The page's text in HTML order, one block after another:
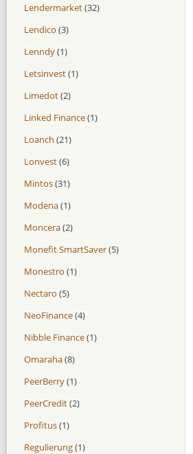
Lendermarket(32)
Lendico (3)
Lenndy(1)
Letsinvest(1)
Limedot(2)
Linked Finance(1)
Loanch (21)
Lonvest(6)
Mintos(31)
Modena(1)
Moncera(2)
Monefit SmartSaver(5)
Monestro (1)
Nectaro (5)
NeoFinance(4)
Nibble Finance(1)
Omaraha(8)
PeerBerry(1)
PeerCredit(2)
Profitus(1)
Regulierung(1)